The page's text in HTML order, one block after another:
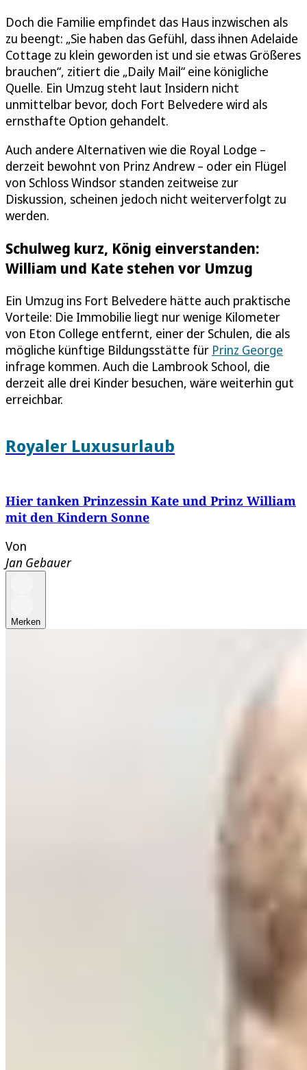
Doch die Familie empfindet das Haus inzwischen als
zu beengt: „Sie haben das Gefühl, dass ihnen Adelaide
Cottage zu klein geworden ist und sie etwas Größeres
brauchen“, zitiert die „Daily Mail“ eine königliche
Quelle. Ein Umzug steht laut Insidern nicht
unmittelbar bevor, doch Fort Belvedere wird als
ernsthafte Option gehandelt.
Auch andere Alternativen wie die Royal Lodge –
derzeit bewohnt von Prinz Andrew – oder ein Flügel
von Schloss Windsor standen zeitweise zur
Diskussion, scheinen jedoch nicht weiterverfolgt zu
werden.
Schulweg kurz, König einverstanden:
William und Kate stehen vor Umzug
Ein Umzug ins Fort Belvedere hätte auch praktische
Vorteile: Die Immobilie liegt nur wenige Kilometer
von Eton College entfernt, einer der Schulen, die als
mögliche künftige Bildungsstätte für Prinz George
infrage kommen. Auch die Lambrook School, die
derzeit alle drei Kinder besuchen, wäre weiterhin gut
erreichbar.
Royaler Luxusurlaub
Hier tanken Prinzessin Kate und Prinz William
mit den Kindern Sonne
Von
Jan Gebauer
Merken